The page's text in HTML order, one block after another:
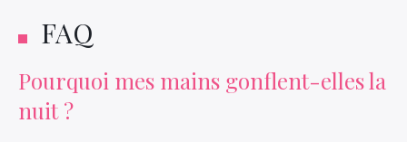
FAQ
Pourquoi mes mains gonflent-elles la
nuit ?